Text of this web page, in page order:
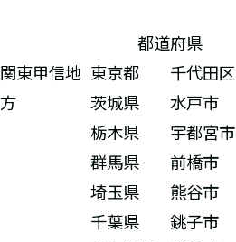
都道府県
関東甲信地
方
東京都 千代田区
茨城県
水戸市
栃木県
宇都宮市
群馬県
前橋市
埼玉県
熊谷市
千葉県
銚子市